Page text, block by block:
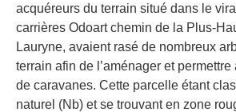
acquéreurs du terrain situé dans le
carrières Odoart chemin de la Plus-
Lauryne, avaient rasé de nombreux
terrain afin de l’aménager et permettre
de caravanes. Cette parcelle étant
naturel (Nb) et se trouvant en zone